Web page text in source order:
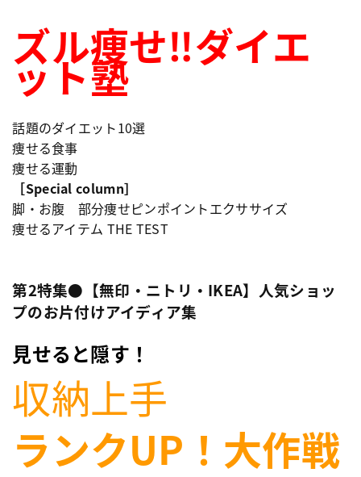
ズル痩せ‼︎ダイエ
ット塾
話題のダイエット10選
痩せる食事
痩せる運動
［Special column］
脚・お腹 部分痩せピンポイントエクササイズ
痩せるアイテム THE TEST
第2特集●【無印・ニトリ・IKEA】人気ショッ
プのお片付けアイディア集
見せると隠す！
収納上手
ランクUP！大作戦